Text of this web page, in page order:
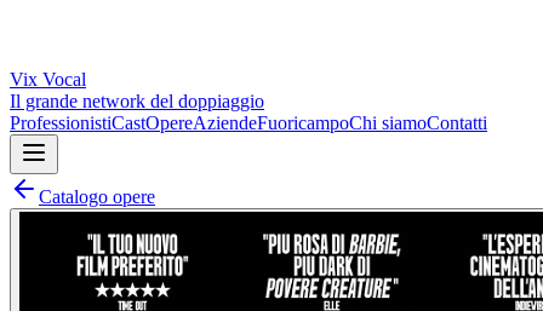
Vix Vocal
Il grande network del doppiaggio
ProfessionistiCastOpereAziendeFuoricampoChi siamoContatti
Catalogo opere